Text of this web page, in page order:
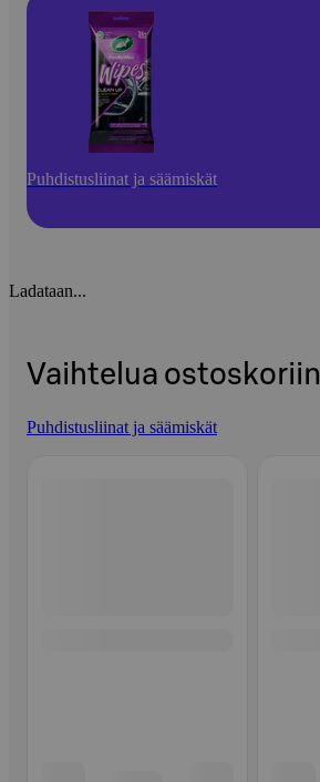
Puhdistusliinat ja säämiskät
Ladataan...
Vaihtelua ostoskoriin
Puhdistusliinat ja säämiskät